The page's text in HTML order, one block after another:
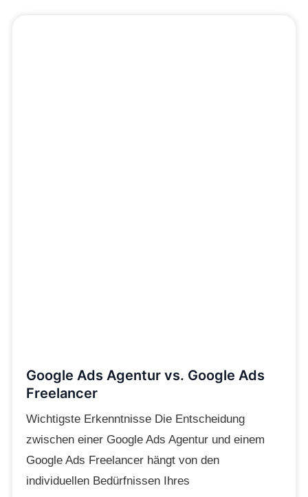
Google Ads Agentur vs. Google Ads
Freelancer
Wichtigste Erkenntnisse Die Entscheidung
zwischen einer Google Ads Agentur und einem
Google Ads Freelancer hängt von den
individuellen Bedürfnissen Ihres